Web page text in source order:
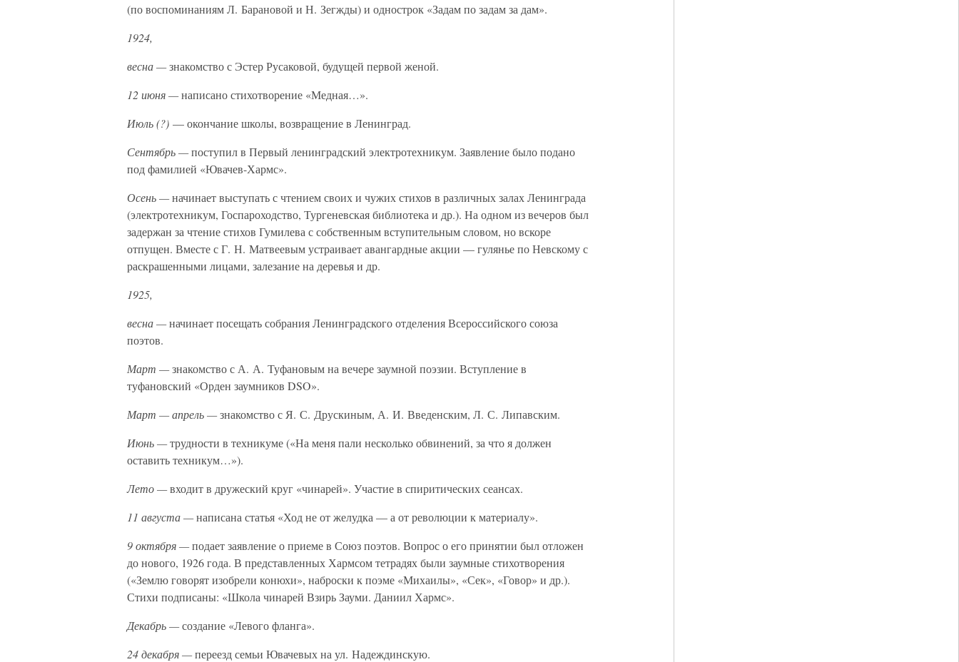
(по воспоминаниям Л. Барановой и Н. Зегжды) и однострок «Задам по задам за дам».
1924,
весна —знакомство с Эстер Русаковой, будущей первой женой.
12 июня —написано стихотворение «Медная…».
Июль (?) — окончание школы, возвращение в Ленинград.
Сентябрь —поступил в Первый ленинградский электротехникум. Заявление было подано
под фамилией «Ювачев-Хармс».
Осень —начинает выступать с чтением своих и чужих стихов в различных залах Ленинграда
(электротехникум, Госпароходство, Тургеневская библиотека и др.). На одном из вечеров был
задержан за чтение стихов Гумилева с собственным вступительным словом, но вскоре
отпущен. Вместе с Г. Н. Матвеевым устраивает авангардные акции — гулянье по Невскому с
раскрашенными лицами, залезание на деревья и др.
1925,
весна —начинает посещать собрания Ленинградского отделения Всероссийского союза
поэтов.
Март —знакомство с А. А. Туфановым на вечере заумной поэзии. Вступление в
туфановский «Орден заумников DSO».
Март — апрель —знакомство с Я. С. Друскиным, А. И. Введенским, Л. С. Липавским.
Июнь —трудности в техникуме («На меня пали несколько обвинений, за что я должен
оставить техникум…»).
Лето —входит в дружеский круг «чинарей». Участие в спиритических сеансах.
11 августа —написана статья «Ход не от желудка — а от революции к материалу».
9 октября —подает заявление о приеме в Союз поэтов. Вопрос о его принятии был отложен
до нового, 1926 года. В представленных Хармсом тетрадях были заумные стихотворения
(«Землю говорят изобрели конюхи», наброски к поэме «Михаилы», «Сек», «Говор» и др.).
Стихи подписаны: «Школа чинарей Взирь Зауми. Даниил Хармс».
Декабрь —создание «Левого фланга».
24 декабря —переезд семьи Ювачевых на ул. Надеждинскую.